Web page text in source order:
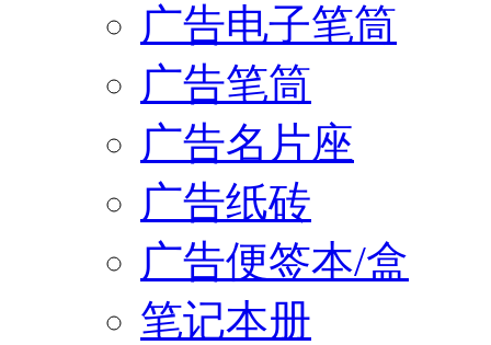
广告电子笔筒
广告笔筒
广告名片座
广告纸砖
广告便签本/盒
笔记本册